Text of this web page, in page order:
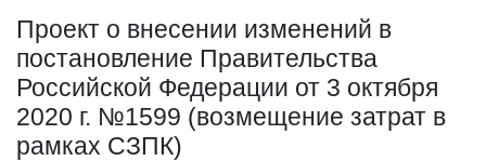
Проект о внесении изменений в
постановление Правительства
Российской Федерации от 3 октября
2020 г. №1599 (возмещение затрат в
рамках СЗПК)